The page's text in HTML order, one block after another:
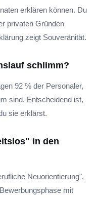
erklären können. Du
privaten Gründen
zeigt Souveränität.
schlimm?
92 % der Personaler,
sind. Entscheidend ist,
sie erklärst.
in den
Neuorientierung",
mit